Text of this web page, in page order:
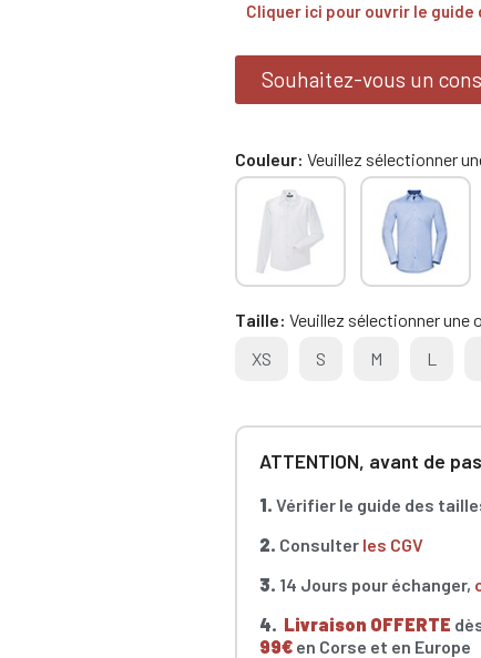
Cliquer ici pour ouvrir le guide
Souhaitez-vous un
Couleur Veuillez sélectionner
Taille Veuillez sélectionner une
XS
S M L
ATTENTION, avant de
1. Vérifier le guide des
2. Consulter les CGV
3. 14 Jours pour échanger,
4. Livraison OFFERTE
99€ en Corse et en Europe